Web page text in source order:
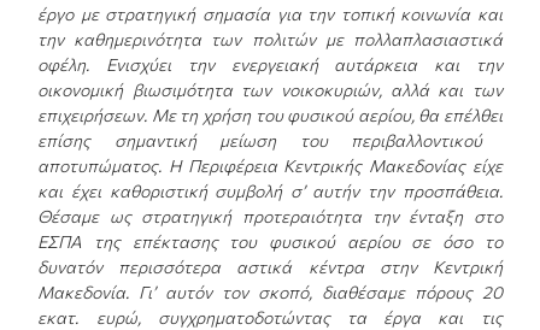
έργο με στρατηγική σημασία για την τοπική κοινωνία και
την καθημερινότητα των πολιτώνμε πολλαπλασιαστικά
οφέλη. Ενισχύει την ενεργειακή αυτάρκεια και την
οικονομική βιωσιμότητα των νοικοκυριών,αλλά και των
επιχειρήσεων. Με τη χρήση του φυσικού αερίου, θα επέλθει
επίσηςσημαντική μείωση του περιβαλλοντικού
αποτυπώματος. Η Περιφέρεια Κεντρικής Μακεδονίας είχε
και έχει καθοριστική συμβολή σ’ αυτήν την προσπάθεια.
Θέσαμε ως στρατηγική προτεραιότητα την ένταξη στο
ΕΣΠΑ της επέκτασης του φυσικού αερίου σε όσο το
δυνατόν περισσότερα αστικά κέντρα στην Κεντρική
Μακεδονία. Γι’ αυτόν τον σκοπό,διαθέσαμε πόρους 20
εκατ. ευρώ, συγχρηματοδοτώντας τα έργα και τις